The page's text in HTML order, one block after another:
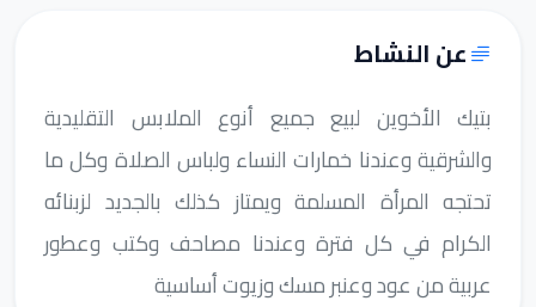
عن النشاط
بتيك الأخوين لبيع جميع أنوع الملابس التقليدية
والشرقية وعندنا خمارات النساء ولباس الصلاة وكل ما
تحتجه المرأة المسلمة ويمتاز كذلك بالجديد لزبنائه
الكرام في كل فترة وعندنا مصاحف وكتب وعطور
عربية من عود وعنبر مسك وزيوت أساسية